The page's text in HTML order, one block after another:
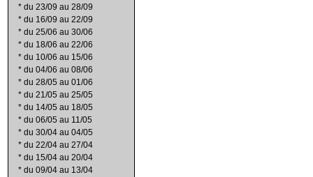
* du 23/09 au 28/09
* du 16/09 au 22/09
* du 25/06 au 30/06
* du 18/06 au 22/06
* du 10/06 au 15/06
* du 04/06 au 08/06
* du 28/05 au 01/06
* du 21/05 au 25/05
* du 14/05 au 18/05
* du 06/05 au 11/05
* du 30/04 au 04/05
* du 22/04 au 27/04
* du 15/04 au 20/04
* du 09/04 au 13/04